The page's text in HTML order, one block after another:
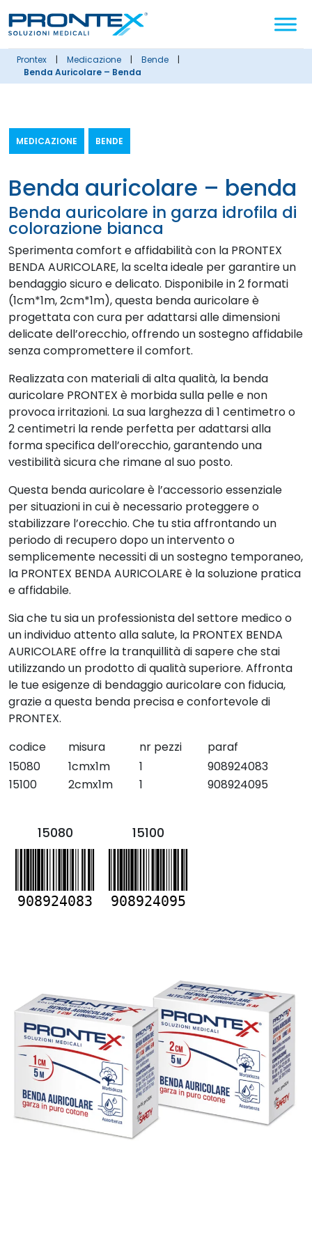
sito
prontex | medicazione | bende
|
Benda Auricolare – Benda
MEDICAZIONE BENDE
benda auricolare – benda
Benda auricolare in garza idrofila di
colorazione bianca
Sperimenta comfort e affidabilità con la PRONTEX
BENDA AURICOLARE, la scelta ideale per garantire un
bendaggio sicuro e delicato. Disponibile in 2 formati
(1cm*1m, 2cm*1m), questa benda auricolare è
progettata con cura per adattarsi alle dimensioni
delicate dell’orecchio, offrendo un sostegno affidabile
senza compromettere il comfort.
Realizzata con materiali di alta qualità, la benda
auricolare PRONTEX è morbida sulla pelle e non
provoca irritazioni. La sua larghezza di 1 centimetro o
2 centimetri la rende perfetta per adattarsi alla
forma specifica dell’orecchio, garantendo una
vestibilità sicura che rimane al suo posto.
Questa benda auricolare è l’accessorio essenziale
per situazioni in cui è necessario proteggere o
stabilizzare l’orecchio. Che tu stia affrontando un
periodo di recupero dopo un intervento o
semplicemente necessiti di un sostegno temporaneo,
la PRONTEX BENDA AURICOLARE è la soluzione pratica
e affidabile.
Sia che tu sia un professionista del settore medico o
un individuo attento alla salute, la PRONTEX BENDA
AURICOLARE offre la tranquillità di sapere che stai
utilizzando un prodotto di qualità superiore. Affronta
le tue esigenze di bendaggio auricolare con fiducia,
grazie a questa benda precisa e confortevole di
PRONTEX.
codice
misura nr pezzi
paraf
15080
1cmx1m 1
908924083
15100
2cmx1m 1 908924095
15080
908924083
15100
908924095